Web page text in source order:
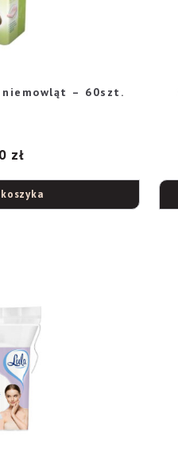
niemowląt – 60szt.
zł